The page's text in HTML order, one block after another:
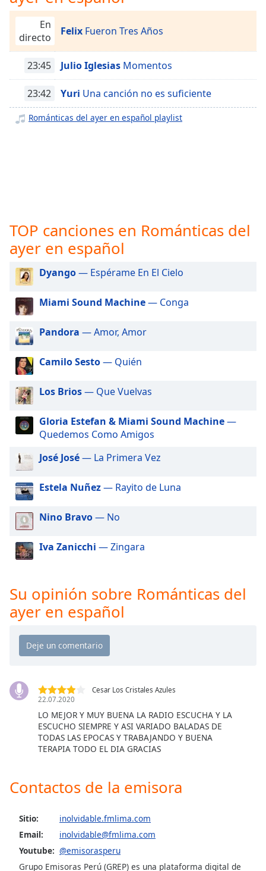
subtitles
opens
settings
dialog
subtitles
Picture
Fullscreen
This
modal
window.
Beginning
dialog
window.
cancel
and
close
window.
Text
Color
Color
Area
Background
Color
Size
Edge
Style
En
directo
Felix Fueron Tres Años
23:45 Julio Iglesias Momentos
23:42 Yuri Una canción no es suficiente
Románticas del ayer en español playlist
TOP canciones en Románticas del
ayer en español
Dyango— Espérame En El Cielo
Miami Sound Machine— Conga
Pandora — Amor, Amor
Camilo Sesto— Quién
Los Brios— Que Vuelvas
Gloria Estefan & Miami Sound Machine—
Quedemos Como Amigos
José José— La Primera Vez
Estela Nuñez— Rayito de Luna
Nino Bravo— No
Iva Zanicchi — Zingara
Su opinión sobre Románticas del
ayer en español
Cesar Los Cristales Azules
22.07.2020
LO MEJOR Y MUY BUENA LA RADIO ESCUCHA Y LA
ESCUCHO SIEMPRE Y ASI VARIADO BALADAS DE
TODAS LAS EPOCAS Y TRABAJANDO Y BUENA
TERAPIA TODO EL DIA GRACIAS
Contactos de la emisora
Sitio:
inolvidable.fmlima.com
Email:
inolvidable@fmlima.com
Youtube: @emisorasperu
Grupo Emisoras Perú (GREP) es una plataforma digital de